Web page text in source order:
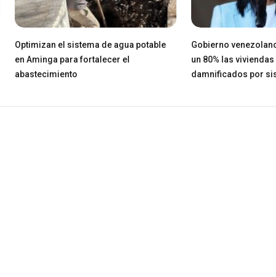
Optimizan el sistema de agua potable
en Aminga para fortalecer el
abastecimiento
Gobierno
un 80% las viviendas
damnificados por